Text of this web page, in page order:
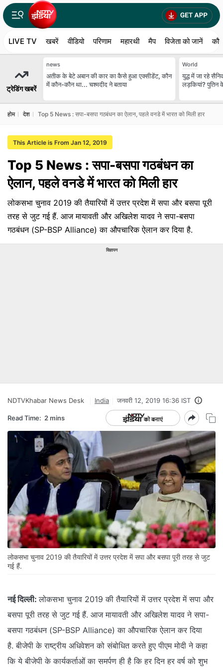
LIVE TV खबरें वीडियो परिणाम महारथी मैप विजेता को जानें
ट्रेडिंग खबरें
news
अतीक के बेटे अबान की कार का कैसे हुआ एक्‍सीडेंट, कौन
में कौन-कौन था... चश्‍मदीद ने बताया
World
युद्ध में जा रहे
लड़कियां? पुतिन
होम देश Top 5 News : सपा-बसपा गठबंधन का ऐलान, पहले वनडे में भारत को मिली हार
This Article is From Jan 12, 2019
Top 5 News : सपा-बसपा गठबंधन का
ऐलान, पहले वनडे में भारत को मिली हार
लोकसभा चुनाव 2019 की तैयारियों में उत्तर प्रदेश में सपा और बसपा पूरी
तरह से जुट गई हैं. आज मायावती और अखिलेश यादव ने सपा-बसपा
गठबंधन (SP-BSP Alliance) का औपचारिक ऐलान कर दिया है.
विज्ञापन
NDTVKhabar News Desk India जनवरी 12, 2019 16:36 IST
Read Time: 2 mins
लोकसभा चुनाव 2019 की तैयारियों में उत्तर प्रदेश में सपा और बसपा पूरी तरह से जुट
गई हैं.
नई दिल्ली: लोकसभा चुनाव 2019 की तैयारियों में उत्तर प्रदेश में सपा और
बसपा पूरी तरह से जुट गई हैं. आज मायावती और अखिलेश यादव ने सपा-
बसपा गठबंधन (SP-BSP Alliance) का औपचारिक ऐलान कर दिया
है. बीजेपी के राष्ट्रीय अधिवेशन को संबोधित करते हुए पीएम मोदी ने कहा
कि ये बीजेपी के कार्यकर्ताओं का समर्पण ही है कि हर दिन हर वर्ष को शुभ